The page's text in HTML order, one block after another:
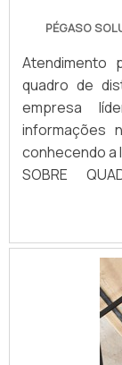
PÉGASO
Atendimento
quadro de
empresa
informações
conhecendo a
SOBRE
elétrica
descobre a
com alto